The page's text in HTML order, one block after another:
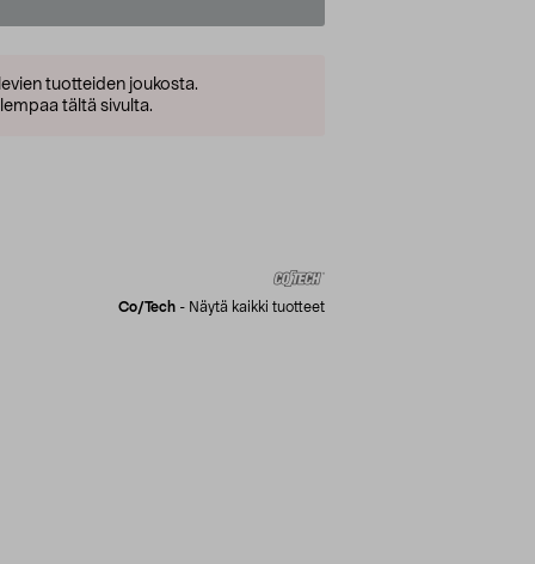
tuotteiden joukosta.
tältä sivulta.
Co/tech - Näytä kaikki tuotteet